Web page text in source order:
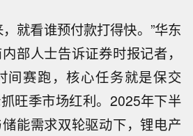
就看谁预付款打得快。”华东
部人士告诉证券时报记者，
间赛跑，核心任务就是保交
旺季市场红利。2025年下半
能需求双轮驱动下，锂电产